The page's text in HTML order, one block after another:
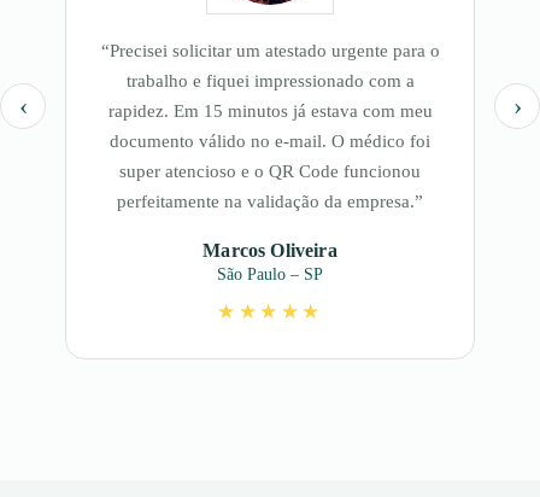
‹
“Precisei solicitar um atestado urgente para o
trabalho e fiquei impressionado com a
rapidez. Em 15 minutos já estava com meu
documento válido no e-mail. O médico foi
super atencioso e o QR Code funcionou
perfeitamente na validação da empresa.”
Marcos Oliveira
São Paulo – SP
★★★★★
›